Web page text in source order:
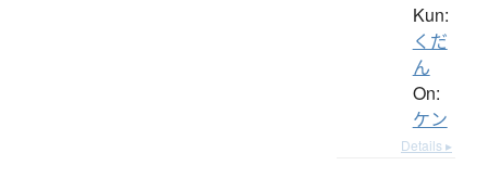
Kun:
くだ
ん
On:
ケン
Details ▸